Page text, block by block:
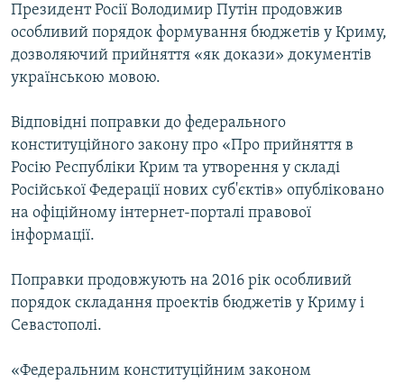
пошуку
ІНТЕРВ'Ю
СПЕЦПРОЕКТИ
ВІДЕОУРОКИ «ELIFBE»
СВІДЧЕННЯ ОКУПАЦІЇ
УКРАЇНСЬКА ПРОБЛЕМА КРИМУ
ІНФОГРАФІКА
Русский
Qırımtatar
ДОЛУЧАЙСЯ!
Усі сайти RFE/RL
Президент Росії Володимир Путін продовжив
особливий порядок формування бюджетів у Криму,
дозволяючий прийняття «як докази» документів
українською мовою.
Відповідні поправки до федерального
конституційного закону про «Про прийняття в
Росію Республіки Крим та утворення у складі
Російської Федерації нових суб'єктів» опубліковано
на офіційному інтернет-порталі правової
інформації.
Поправки продовжують на 2016 рік особливий
порядок складання проектів бюджетів у Криму і
Севастополі.
«Федеральним конституційним законом